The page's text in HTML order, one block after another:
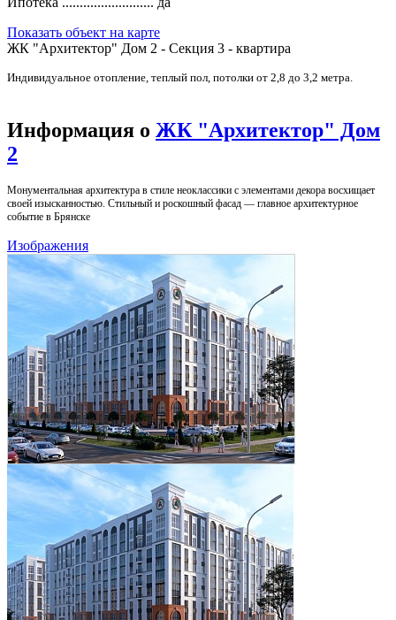
Показать объект на карте
ЖК "Архитектор" Дом 2 - Секция 3 - квартира
Индивидуальное отопление, теплый пол, потолки от 2,8 до 3,2 метра.
Информация о ЖК "Архитектор" Дом
2
Монументальная архитектура в стиле неоклассики с элементами декора восхищает
своей изысканностью. Стильный и роскошный фасад — главное архитектурное
событие в Брянске
Изображения